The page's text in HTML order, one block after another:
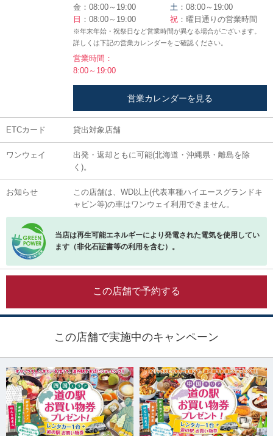
金：08:00～19:00
土 ：08:00～19:00
日 ：08:00～19:00 祝 ：曜日通りの営業時間
※年末年始・祝祭日など営業時間が異なる場合がございます。
詳しくは下記の営業カレンダーをご確認ください。
営業時間：
8:00～19:00
営業カレンダーを見る
ETCカード 貸出対象店舗
ワンウェイ
出発・返却ともに可能(北海道・沖縄県・離島を除
く)。
お知らせ
この店舗は、WD以上(代表車種ハイエースグランドキ
ャビン等)の車はワンウェイ利用できません。
当店は再生可能エネルギーにより発電された電気を使用してい
ます（非化石証書等の利用を含む）。
この店舗で予約する
この店舗で実施中のキャンペーン